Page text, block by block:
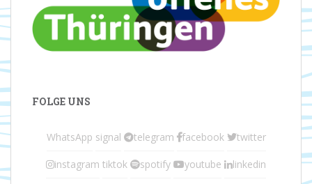
FOLGE UNS
WhatsApp signal telegram facebook twitter
instagram tiktok spotify youtube linkedin